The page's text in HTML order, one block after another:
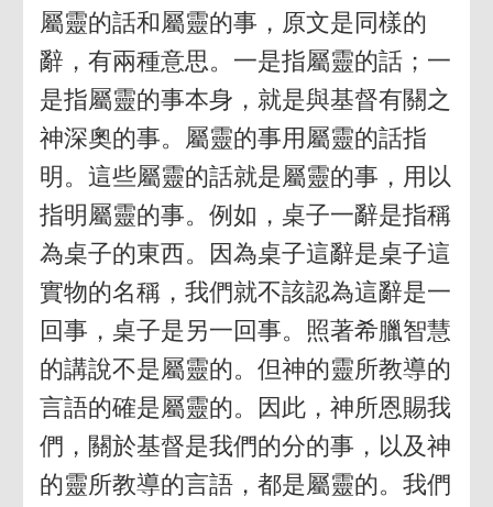
屬靈的話和屬靈的事，原文是同樣的
辭，有兩種意思。一是指屬靈的話；一
是指屬靈的事本身，就是與基督有關之
神深奧的事。屬靈的事用屬靈的話指
明。這些屬靈的話就是屬靈的事，用以
指明屬靈的事。例如，桌子一辭是指稱
為桌子的東西。因為桌子這辭是桌子這
實物的名稱，我們就不該認為這辭是一
回事，桌子是另一回事。照著希臘智慧
的講說不是屬靈的。但神的靈所教導的
言語的確是屬靈的。因此，神所恩賜我
們，關於基督是我們的分的事，以及神
的靈所教導的言語，都是屬靈的。我們